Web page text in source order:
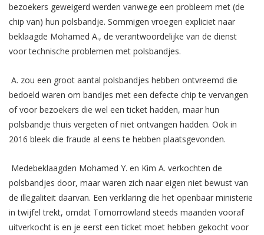
bezoekers geweigerd werden vanwege een probleem met (de
chip van) hun polsbandje. Sommigen vroegen expliciet naar
beklaagde Mohamed A., de verantwoordelijke van de dienst
voor technische problemen met polsbandjes.
A. zou een groot aantal polsbandjes hebben ontvreemd die
bedoeld waren om bandjes met een defecte chip te vervangen
of voor bezoekers die wel een ticket hadden, maar hun
polsbandje thuis vergeten of niet ontvangen hadden. Ook in
2016 bleek die fraude al eens te hebben plaatsgevonden.
Medebeklaagden Mohamed Y. en Kim A. verkochten de
polsbandjes door, maar waren zich naar eigen niet bewust van
de illegaliteit daarvan. Een verklaring die het openbaar ministerie
in twijfel trekt, omdat Tomorrowland steeds maanden vooraf
uitverkocht is en je eerst een ticket moet hebben gekocht voor